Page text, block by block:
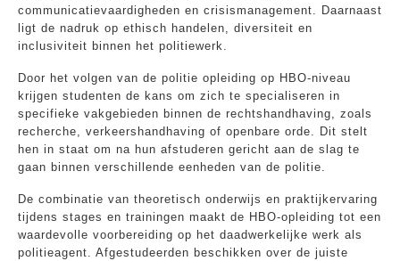
communicatievaardigheden en crisismanagement. Daarnaast
ligt de nadruk op ethisch handelen, diversiteit en
inclusiviteit binnen het politiewerk.
Door het volgen van de politie opleiding op HBO-niveau
krijgen studenten de kans om zich te specialiseren in
specifieke vakgebieden binnen de rechtshandhaving, zoals
recherche, verkeershandhaving of openbare orde. Dit stelt
hen in staat om na hun afstuderen gericht aan de slag te
gaan binnen verschillende eenheden van de politie.
De combinatie van theoretisch onderwijs en praktijkervaring
tijdens stages en trainingen maakt de HBO-opleiding tot een
waardevolle voorbereiding op het daadwerkelijke werk als
politieagent. Afgestudeerden beschikken over de juiste